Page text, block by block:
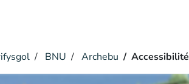
BNU Archebu